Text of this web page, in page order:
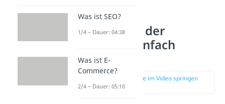
Grundsätze der
Werbung einfach
erklärt
zur Stelle im Video springen
(00:16)
Was ist SEO?
1/4 – Dauer: 04:38
Was ist E-
Commerce?
2/4 – Dauer: 05:10